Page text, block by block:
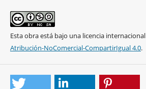
Esta obra está bajo una licencia internacional
Atribución-NoComercial-CompartirIgual 4.0.